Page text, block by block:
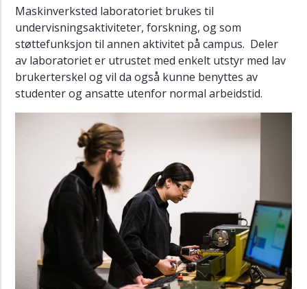
(BIM)
Fornybar
energi
Geomatikk
Maskinverksted
Modellverksted
Polymer
kompositter
(ASEM)
Wireless
Forskning
Ansatte
Maskinverksted laboratoriet brukes til
undervisningsaktiviteter, forskning, og som
støttefunksjon til annen aktivitet på campus. Deler
av laboratoriet er utrustet med enkelt utstyr med lav
brukerterskel og vil da også kunne benyttes av
studenter og ansatte utenfor normal arbeidstid.